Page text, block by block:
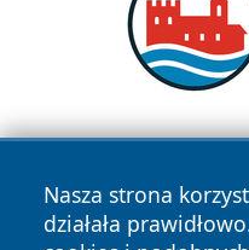
Nasza strona
działała